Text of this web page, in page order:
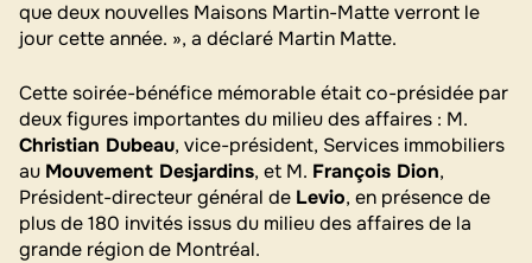
que deux nouvelles Maisons Martin-Matte verront le
jour cette année. », a déclaré Martin Matte.
Cette soirée-bénéfice mémorable était co-présidée par
deux figures importantes du milieu des affaires : M.
Christian Dubeau, vice-président, Services immobiliers
au Mouvement Desjardins, et M. François Dion,
Président-directeur général de Levio, en présence de
plus de 180 invités issus du milieu des affaires de la
grande région de Montréal.